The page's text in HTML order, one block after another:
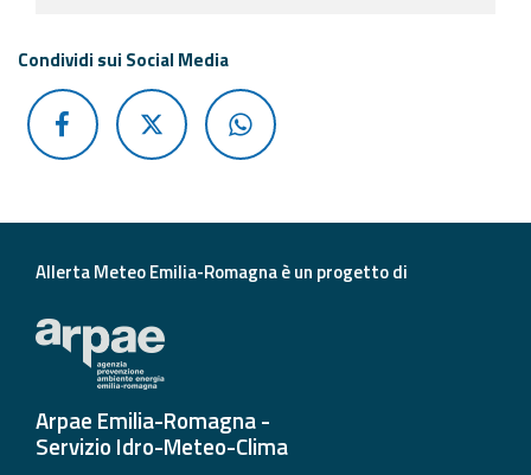
Condividi sui Social Media
Allerta Meteo Emilia-Romagna è un progetto di
Arpae Emilia-Romagna -
Servizio Idro-Meteo-Clima